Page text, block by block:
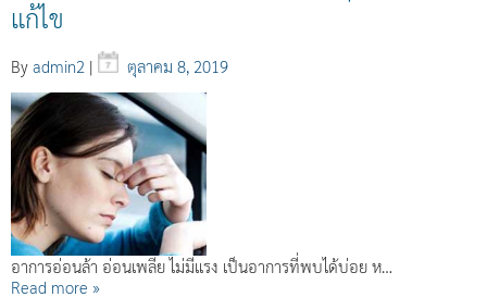
แก้ไข
By admin2 | ตุลาคม 8, 2019
อาการอ่อนล้า อ่อนเพลีย ไม่มีแรง เป็นอาการที่พบได้บ่อย ห…
Read more »